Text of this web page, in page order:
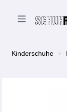
Kinderschuhe